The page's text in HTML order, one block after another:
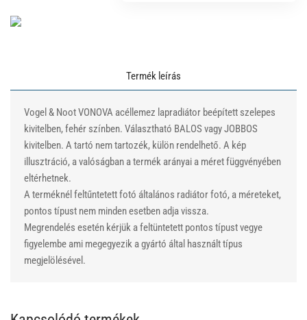
Termék leírás
Vogel & Noot VONOVA acéllemez lapradiátor beépített szelepes
kivitelben, fehér színben. Választható BALOS vagy JOBBOS
kivitelben. A tartó nem tartozék, külön rendelhető. A kép
illusztráció, a valóságban a termék arányai a méret függvényében
eltérhetnek.
A terméknél feltűntetett fotó általános radiátor fotó, a méreteket,
pontos típust nem minden esetben adja vissza.
Megrendelés esetén kérjük a feltüntetett pontos típust vegye
figyelembe ami megegyezik a gyártó által használt típus
megjelölésével.